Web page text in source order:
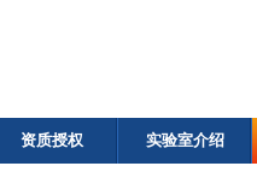
资质授权 实验室介绍